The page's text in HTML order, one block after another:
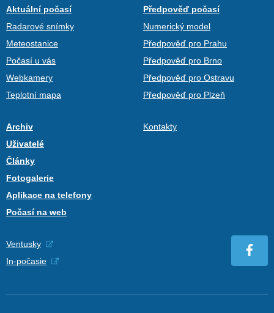
Aktuální počasí
Radarové snímky
Meteostanice
Počasí u vás
Webkamery
Teplotní mapa
Předpověď počasí
Numerický model
Předpověď pro Prahu
Předpověď pro Brno
Předpověď pro Ostravu
Předpověď pro Plzeň
Archiv
Uživatelé
Články
Fotogalerie
Aplikace na telefony
Počasí na web
Kontakty
Ventusky
In-počasie